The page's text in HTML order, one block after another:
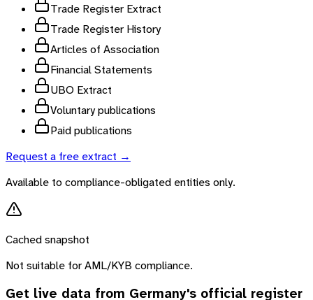
Trade Register Extract
Trade Register History
Articles of Association
Financial Statements
UBO Extract
Voluntary publications
Paid publications
Request a free extract →
Available to compliance-obligated entities only.
Cached snapshot
Not suitable for AML/KYB compliance.
Get live data from Germany's official register